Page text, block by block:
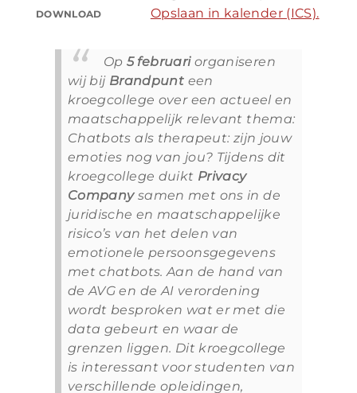
DOWNLOAD Opslaan in kalender (ICS).
Op 5 februariorganiseren
wij bij Brandpunt een
kroegcollege over een actueel en
maatschappelijk relevant thema:
Chatbots als therapeut: zijn jouw
emoties nog van jou? Tijdens dit
kroegcollege duikt Privacy
Companysamen met ons in de
juridische en maatschappelijke
risico’s van het delen van
emotionele persoonsgegevens
met chatbots. Aan de hand van
de AVG en de AI verordening
wordt besproken wat er met die
data gebeurt en waar de
grenzen liggen. Dit kroegcollege
is interessant voor studenten van
verschillende opleidingen,